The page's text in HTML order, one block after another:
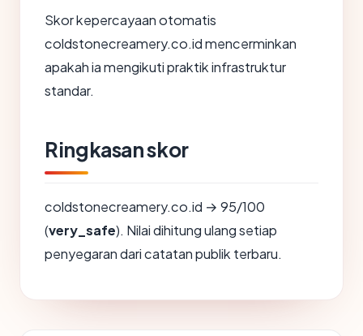
Skor kepercayaan otomatis
coldstonecreamery.co.id mencerminkan
apakah ia mengikuti praktik infrastruktur
standar.
Ringkasan skor
coldstonecreamery.co.id → 95/100
(very_safe). Nilai dihitung ulang setiap
penyegaran dari catatan publik terbaru.